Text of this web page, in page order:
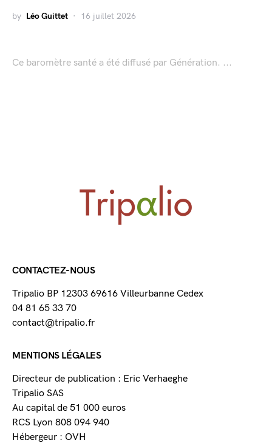
by Léo Guittet 16 juillet 2026
Ce baromètre santé a été diffusé par Génération. ...
CONTACTEZ-NOUS
Tripalio BP 12303 69616 Villeurbanne Cedex
04 81 65 33 70
contact@tripalio.fr
MENTIONS LÉGALES
Directeur de publication : Eric Verhaeghe
Tripalio SAS
Au capital de 51 000 euros
RCS Lyon 808 094 940
Hébergeur : OVH